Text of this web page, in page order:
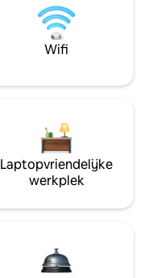
Wifi
Laptopvriendelijke
werkplek